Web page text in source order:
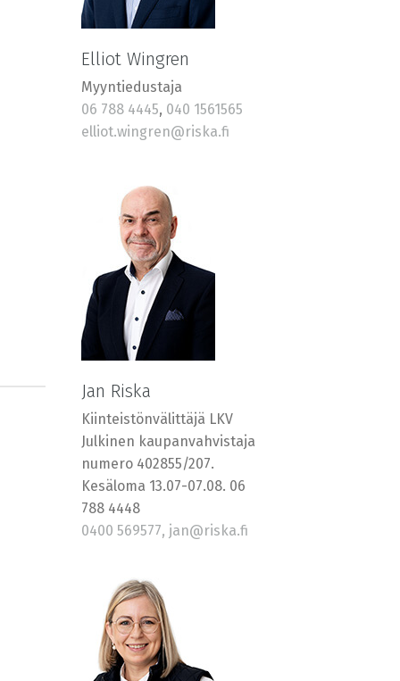
Elliot Wingren
Myyntiedustaja
06 788 4445, 040 1561565
elliot.wingren@riska.fi
Jan Riska
Kiinteistönvälittäjä LKV
Julkinen kaupanvahvistaja
numero 402855/207.
Kesäloma 13.07-07.08. 06
788 4448
0400 569577, jan@riska.fi